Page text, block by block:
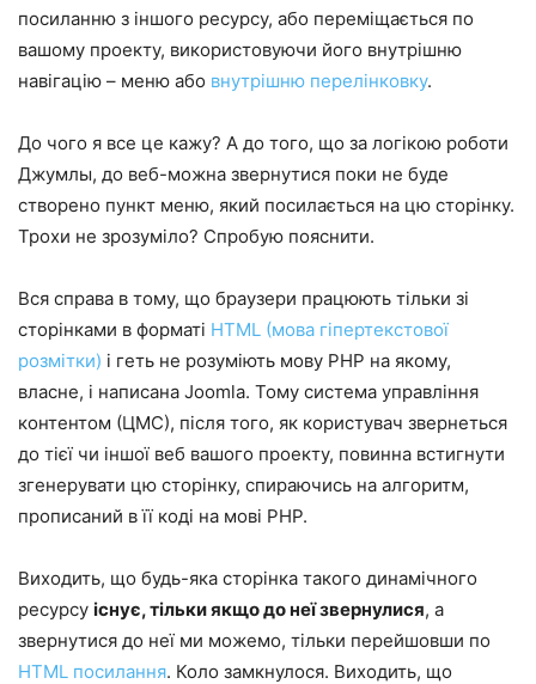
посиланню з іншого ресурсу, або переміщається по
вашому проекту, використовуючи його внутрішню
навігацію – меню або внутрішню перелінковку.
До чого я все це кажу? А до того, що за логікою роботи
Джумлы, до веб-можна звернутися поки не буде
створено пункт меню, який посилається на цю сторінку.
Трохи не зрозуміло? Спробую пояснити.
Вся справа в тому, що браузери працюють тільки зі
сторінками в форматі HTML (мова гіпертекстової
розмітки) і геть не розуміють мову PHP на якому,
власне, і написана Joomla. Тому система управління
контентом (ЦМС), після того, як користувач звернеться
до тієї чи іншої веб вашого проекту, повинна встигнути
згенерувати цю сторінку, спираючись на алгоритм,
прописаний в її коді на мові PHP.
Виходить, що будь-яка сторінка такого динамічного
ресурсу існує, тільки якщо до неї звернулися, а
звернутися до неї ми можемо, тільки перейшовши по
HTML посилання. Коло замкнулося. Виходить, що